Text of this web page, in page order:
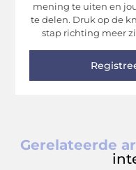
mening te uiten en
te delen. Druk op de
stap richting meer
Gerelateerde